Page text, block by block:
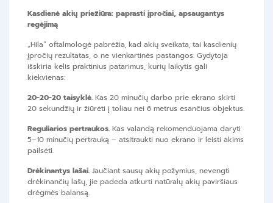
Kasdienė akių priežiūra: paprasti įpročiai, apsaugantys
regėjimą
„Hila“ oftalmologė pabrėžia, kad akių sveikata, tai kasdienių
įpročių rezultatas, o ne vienkartinės pastangos. Gydytoja
išskiria kelis praktinius patarimus, kurių laikytis gali
kiekvienas:
20-20-20 taisyklė. Kas 20 minučių darbo prie ekrano skirti
20 sekundžių ir žiūrėti į toliau nei 6 metrus esančius objektus.
Reguliarios pertraukos. Kas valandą rekomenduojama daryti
5–10 minučių pertrauką – atsitraukti nuo ekrano ir leisti akims
pailsėti.
Drėkinantys lašai. Jaučiant sausų akių požymius, nevengti
drėkinančių lašų, jie padeda atkurti natūralų akių paviršiaus
drėgmės balansą.